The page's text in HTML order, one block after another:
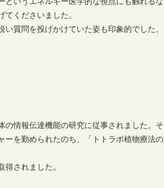
くださいました。
質問を投げかけていた姿も印象的でした。
の情報伝達機能の研究に従事されました。そ
ーを勤められたのち、「トトラボ植物療法の
されました。